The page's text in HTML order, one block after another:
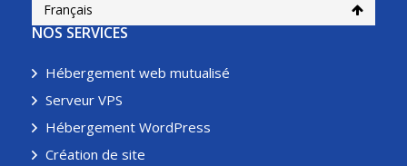
Français
NOS SERVICES
Hébergement web mutualisé
Serveur VPS
Hébergement WordPress
Création de site